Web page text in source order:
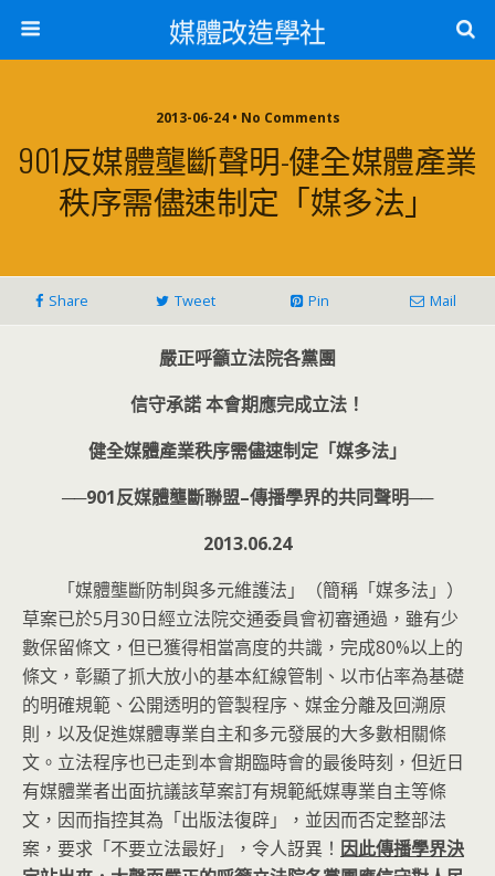
媒體改造學社
2013-06-24 • No Comments
901反媒體壟斷聲明-健全媒體產業
秩序需儘速制定「媒多法」
Share Tweet Pin Mail
嚴正呼籲立法院各黨團
信守承諾本會期應完成立法！
健全媒體產業秩序需儘速制定「媒多法」
──901反媒體壟斷聯盟–傳播學界的共同聲明──
2013.06.24
「媒體壟斷防制與多元維護法」（簡稱「媒多法」）
草案已於5月30日經立法院交通委員會初審通過，雖有少
數保留條文，但已獲得相當高度的共識，完成80%以上的
條文，彰顯了抓大放小的基本紅線管制、以市佔率為基礎
的明確規範、公開透明的管製程序、媒金分離及回溯原
則，以及促進媒體專業自主和多元發展的大多數相關條
文。立法程序也已走到本會期臨時會的最後時刻，但近日
有媒體業者出面抗議該草案訂有規範紙媒專業自主等條
文，因而指控其為「出版法復辟」，並因而否定整部法
案，要求「不要立法最好」，令人訝異！ 因此傳播學界決